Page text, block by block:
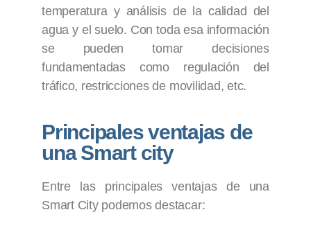
temperatura y análisis de la calidad del
agua y el suelo. Con toda esa información
se pueden tomar decisiones
fundamentadas como regulación del
tráfico, restricciones de movilidad, etc.
Principales ventajas de
una Smart city
Entre las principales ventajas de una
Smart City podemos destacar: